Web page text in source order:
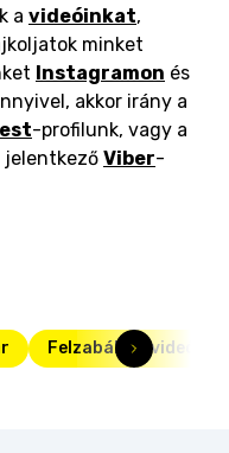
a videóinkat,
minket
Instagramon és
akkor irány a
-profilunk, vagy a
jelentkező Viber-
Felzabáltuk videók